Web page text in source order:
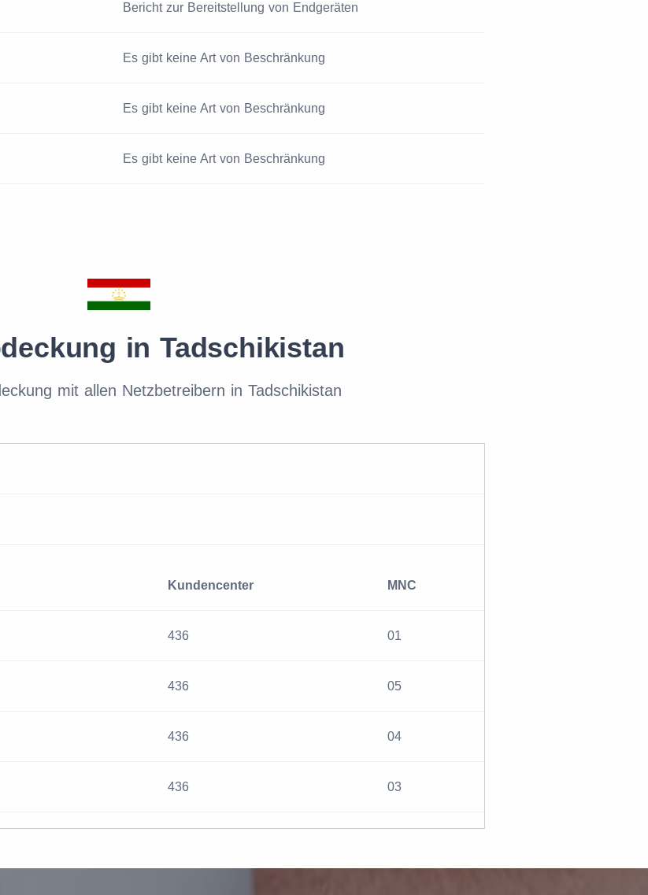
Bericht zur Bereitstellung von Endgeräten
Es gibt keine Art von Beschränkung
Es gibt keine Art von Beschränkung
Es gibt keine Art von Beschränkung
in Tadschikistan
mit allen Netzbetreibern in Tadschikistan
Kundencenter MNC
436 01
436 05
436 04
436 03